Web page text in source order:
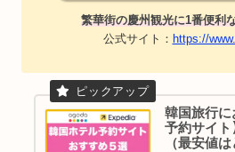
繁華街の慶州観光に1番便利
公式サイト： https://
韓国旅行に
予約サイト
（最安値は